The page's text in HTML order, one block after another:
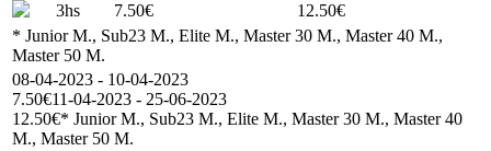
3hs
7.50€
12.50€
* Junior M., Sub23 M., Elite M., Master 30 M., Master 40 M.,
Master 50 M.
08-04-2023 - 10-04-2023
7.50€11-04-2023 - 25-06-2023
12.50€* Junior M., Sub23 M., Elite M., Master 30 M., Master 40
M., Master 50 M.